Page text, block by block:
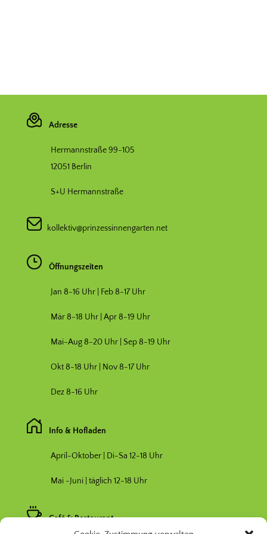
Adresse
Hermannstraße 99-105
12051 Berlin
S+U Hermannstraße
kollektiv@prinzessinnengarten.net
Öffnungszeiten
Jan 8-16 Uhr | Feb 8-17 Uhr
Mär 8-18 Uhr | Apr 8-19 Uhr
Mai-Aug 8-20 Uhr | Sep 8-19 Uhr
Okt 8-18 Uhr | Nov 8-17 Uhr
Dez 8-16 Uhr
Info & Hofladen
April-Oktober | Di-Sa 12-18 Uhr
Mai -Juni | täglich 12-18 Uhr
Café & Restaurant